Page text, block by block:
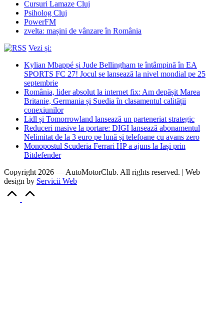
Cursuri Lamaze Cluj
Psiholog Cluj
PowerFM
zvelta: mașini de vânzare în România
Vezi și:
Kylian Mbappé și Jude Bellingham te întâmpină în EA
SPORTS FC 27! Jocul se lansează la nivel mondial pe 25
septembrie
România, lider absolut la internet fix: Am depășit Marea
Britanie, Germania și Suedia în clasamentul calității
conexiunilor
Lidl și Tomorrowland lansează un parteneriat strategic
Reduceri masive la portare: DIGI lansează abonamentul
Nelimitat de la 3 euro pe lună și telefoane cu avans zero
Monopostul Scuderia Ferrari HP a ajuns la Iași prin
Bitdefender
Copyright 2026 — AutoMotorClub. All rights reserved. | Web
design by Servicii Web